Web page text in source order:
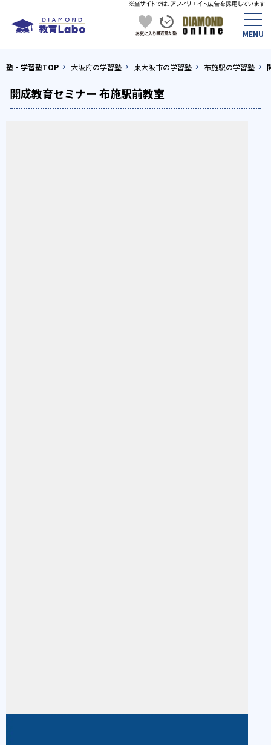
塾・学習塾TOP 大阪府の学習塾 東大阪市の学習塾 布施駅の学習塾
開成教育セミナー 布施駅前教室